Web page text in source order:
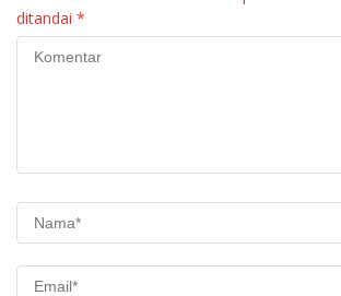
ditandai *